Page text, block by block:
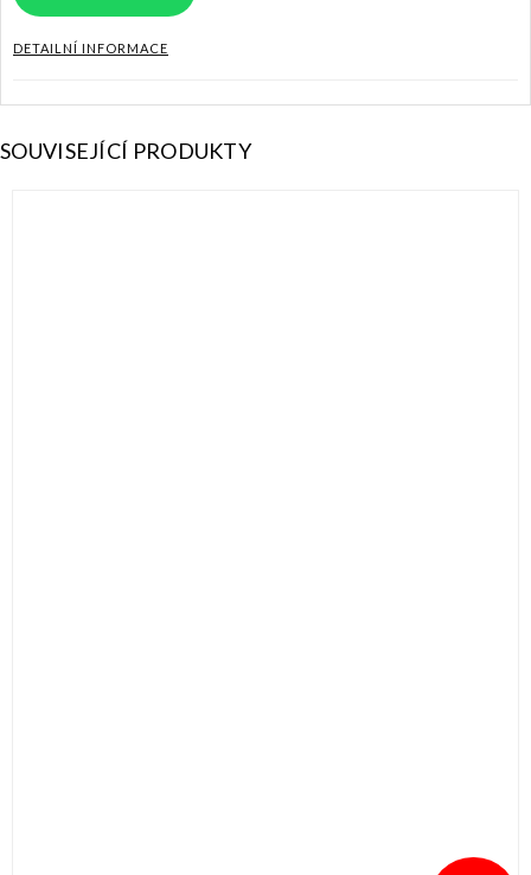
DETAILNÍ INFORMACE
SOUVISEJÍCÍ PRODUKTY